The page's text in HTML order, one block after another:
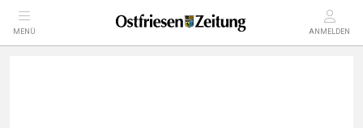
MENÜ ANMELDEN